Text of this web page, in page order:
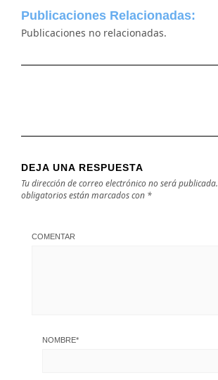
Publicaciones Relacionadas:
Publicaciones no relacionadas.
DEJA UNA RESPUESTA
Tu dirección de correo electrónico no será publicada.
obligatorios están marcados con *
COMENTAR
NOMBRE*